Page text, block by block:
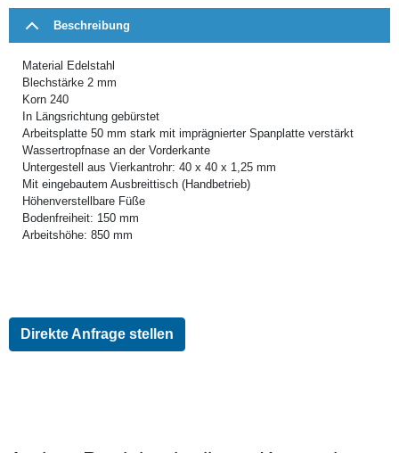
Beschreibung
Material Edelstahl
Blechstärke 2 mm
Korn 240
In Längsrichtung gebürstet
Arbeitsplatte 50 mm stark mit imprägnierter Spanplatte verstärkt
Wassertropfnase an der Vorderkante
Untergestell aus Vierkantrohr: 40 x 40 x 1,25 mm
Mit eingebautem Ausbreittisch (Handbetrieb)
Höhenverstellbare Füße
Bodenfreiheit: 150 mm
Arbeitshöhe: 850 mm
Direkte Anfrage stellen